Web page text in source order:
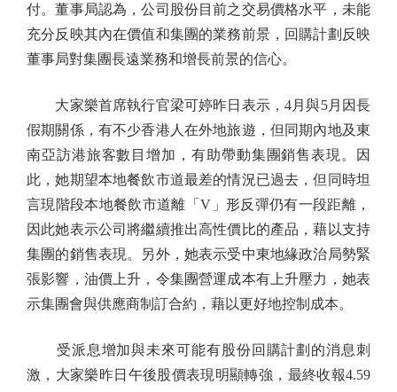
付。董事局認為，公司股份目前之交易價格水平，未能
充分反映其內在價值和集團的業務前景，回購計劃反映
董事局對集團長遠業務和增長前景的信心。
大家樂首席執行官梁可婷昨日表示，4月與5月因長
假期關係，有不少香港人在外地旅遊，但同期內地及東
南亞訪港旅客數目增加，有助帶動集團銷售表現。因
此，她期望本地餐飲市道最差的情況已過去，但同時坦
言現階段本地餐飲市道離「V」形反彈仍有一段距離，
因此她表示公司將繼續推出高性價比的產品，藉以支持
集團的銷售表現。另外，她表示受中東地緣政治局勢緊
張影響，油價上升，令集團營運成本有上升壓力，她表
示集團會與供應商制訂合約，藉以更好地控制成本。
受派息增加與未來可能有股份回購計劃的消息刺
激，大家樂昨日午後股價表現明顯轉強，最終收報4.59